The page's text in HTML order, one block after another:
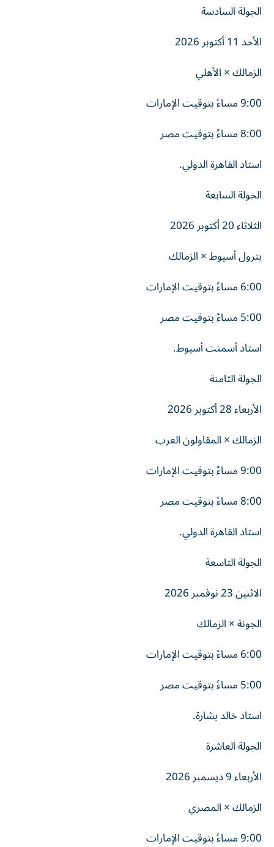
الجولة السادسة
الأحد 11 أكتوبر 2026
الزمالك × الأهلي
9:00 مساءً بتوقيت الإمارات
8:00 مساءً بتوقيت مصر
استاد القاهرة الدولي.
الجولة السابعة
الثلاثاء 20 أكتوبر 2026
بترول أسيوط × الزمالك
6:00 مساءً بتوقيت الإمارات
5:00 مساءً بتوقيت مصر
استاد أسمنت أسيوط.
الجولة الثامنة
الأربعاء 28 أكتوبر 2026
الزمالك × المقاولون العرب
9:00 مساءً بتوقيت الإمارات
8:00 مساءً بتوقيت مصر
استاد القاهرة الدولي.
الجولة التاسعة
الاثنين 23 نوفمبر 2026
الجونة × الزمالك
6:00 مساءً بتوقيت الإمارات
5:00 مساءً بتوقيت مصر
استاد خالد بشارة.
الجولة العاشرة
الأربعاء 9 ديسمبر 2026
الزمالك × المصري
9:00 مساءً بتوقيت الإمارات